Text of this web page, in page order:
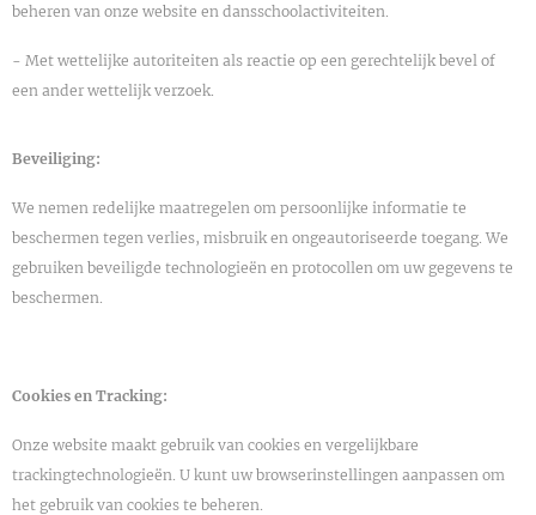
beheren van onze website en dansschoolactiviteiten.
- Met wettelijke autoriteiten als reactie op een gerechtelijk bevel of
een ander wettelijk verzoek.
Beveiliging:
We nemen redelijke maatregelen om persoonlijke informatie te
beschermen tegen verlies, misbruik en ongeautoriseerde toegang. We
gebruiken beveiligde technologieën en protocollen om uw gegevens te
beschermen.
Cookies en Tracking:
Onze website maakt gebruik van cookies en vergelijkbare
trackingtechnologieën. U kunt uw browserinstellingen aanpassen om
het gebruik van cookies te beheren.